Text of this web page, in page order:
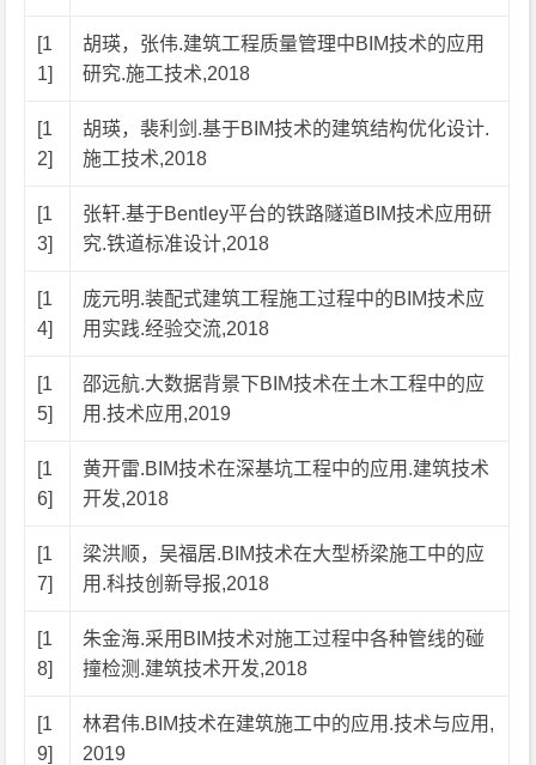
[1
1]
胡瑛，张伟.建筑工程质量管理中BIM技术的应用
研究.施工技术,2018
[1
2]
胡瑛，裴利剑.基于BIM技术的建筑结构优化设计.
施工技术,2018
[1
3]
张轩.基于Bentley平台的铁路隧道BIM技术应用研
究.铁道标准设计,2018
[1
4]
庞元明.装配式建筑工程施工过程中的BIM技术应
用实践.经验交流,2018
[1
5]
邵远航.大数据背景下BIM技术在土木工程中的应
用.技术应用,2019
[1
6]
黄开雷.BIM技术在深基坑工程中的应用.建筑技术
开发,2018
[1
7]
梁洪顺，吴福居.BIM技术在大型桥梁施工中的应
用.科技创新导报,2018
[1
8]
朱金海.采用BIM技术对施工过程中各种管线的碰
撞检测.建筑技术开发,2018
[1
9]
林君伟.BIM技术在建筑施工中的应用.技术与应用,
2019